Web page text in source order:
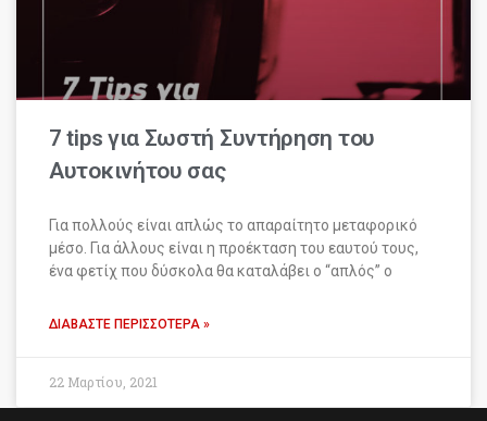
7 tips για Σωστή Συντήρηση του
Αυτοκινήτου σας
Για πολλούς είναι απλώς το απαραίτητο μεταφορικό
μέσο. Για άλλους είναι η προέκταση του εαυτού τους,
ένα φετίχ που δύσκολα θα καταλάβει ο “απλός” ο
ΔΙΑΒΆΣΤΕ ΠΕΡΙΣΣΌΤΕΡΑ »
22 Μαρτίου, 2021